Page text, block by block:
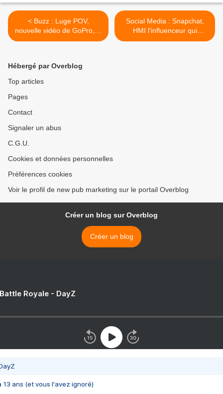
< Buzz : Luge POV,
nouvelle vidéo de GoPro, la
grosse sensation !
Social Media : Snapchat,
HMI l'influenceur qui
compte le plus d'abonnés
Hébergé par Overblog
Top articles
Pages
Contact
Signaler un abus
C.G.U.
Cookies et données personnelles
Préférences cookies
Voir le profil de new pub marketing sur le portail Overblog
Créer un blog sur Overblog
Créer un blog
Royale - DayZ
13 ans (et vous l'avez ignoré)